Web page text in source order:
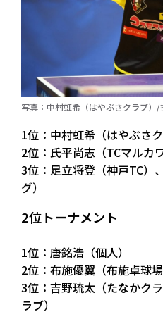
写真：中村虹希（はやぶさクラブ）/
1位：中村虹希（はやぶさク
2位：氏平尚志（TCマルカワ
3位：足立将登（神戸TC）
グ）
2位トーナメント
1位：唐銘浩（個人）
2位：布施優翼（布施卓球場
3位：吉野琉太（たなかク
ラブ）